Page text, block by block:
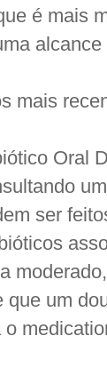
é mais
mais
Oral
ser
que um